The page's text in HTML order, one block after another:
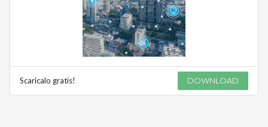
Scaricalo gratis! DOWNLOAD